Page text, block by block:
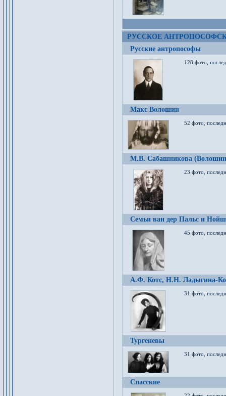
РУССКОЕ
Русские антропософы
128 фото,
Макс Волошин
52 фото,
М.В. Сабашникова
23 фото,
Семьи ван дер Пальс и
45 фото,
А.Ф. Котс, Н.Н. Ладыгина-
31 фото,
Тургеневы
31 фото,
Спасские